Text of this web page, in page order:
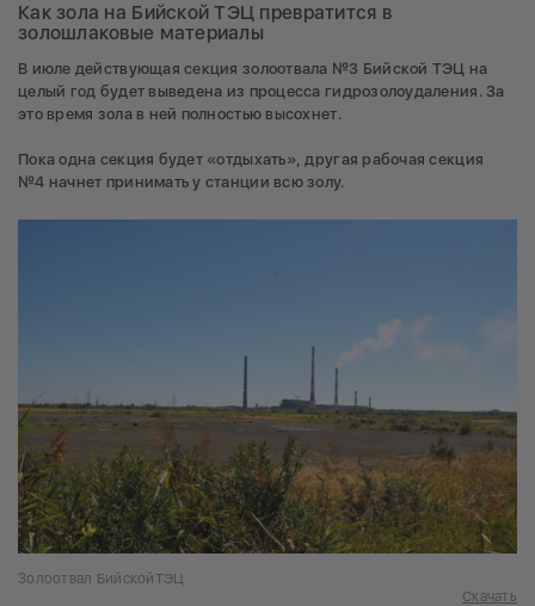
Как зола на Бийской ТЭЦ превратится в
золошлаковые материалы
В июле действующая секция золоотвала №3 Бийской ТЭЦ на
целый год будет выведена из процесса гидрозолоудаления. За
это время зола в ней полностью высохнет.
Пока одна секция будет «отдыхать», другая рабочая секция
№4 начнет принимать у станции всю золу.
Золоотвал БийскойТЭЦ
Скачать